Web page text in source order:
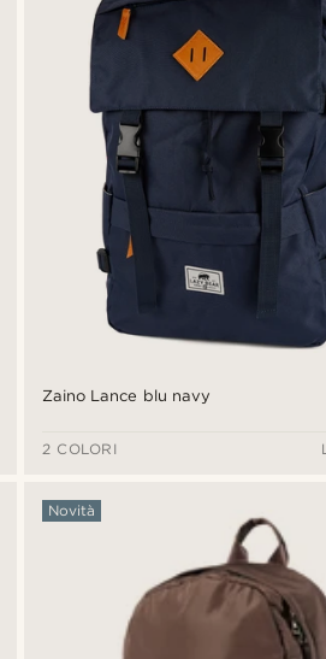
Zaino Lance blu navy
2 COLORI
Novità